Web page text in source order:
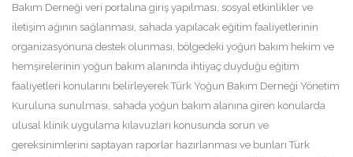
Bakım Derneği veri portalına giriş yapılması, sosyal etkinlikler ve
iletişim ağının sağlanması, sahada yapılacak eğitim faaliyetlerinin
organizasyonuna destek olunması, bölgedeki yoğun bakım hekim ve
hemşirelerinin yoğun bakım alanında ihtiyaç duyduğu eğitim
faaliyetleri konularını belirleyerek Türk Yoğun Bakım Derneği Yönetim
Kuruluna sunulması, sahada yoğun bakım alanına giren konularda
ulusal klinik uygulama kılavuzları konusunda sorun ve
gereksinimlerini saptayan raporlar hazırlanması ve bunları Türk